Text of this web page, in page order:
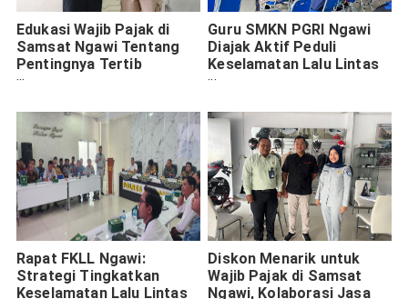
Edukasi Wajib Pajak di
Samsat Ngawi Tentang
Pentingnya Tertib
Administrasi Kendaraan
Raharja
Guru SMKN PGRI Ngawi
Diajak Aktif Peduli
Keselamatan Lalu Lintas
Siswa Melalui Program
Rapat FKLL Ngawi:
Strategi Tingkatkan
Keselamatan Lalu Lintas
Diskon Menarik untuk
Wajib Pajak di Samsat
Ngawi, Kolaborasi Jasa